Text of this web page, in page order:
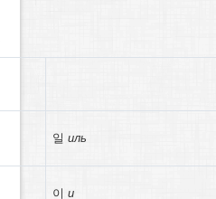
일 иль
이 и